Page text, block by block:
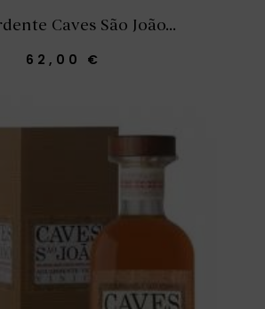
Caves São João...
62,00 €